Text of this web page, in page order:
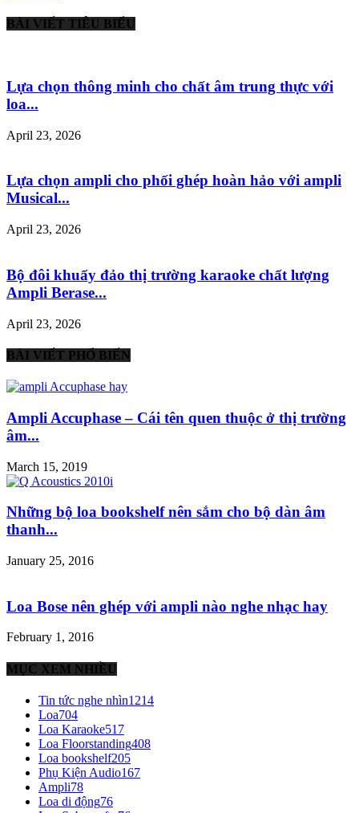
BÀI VIẾT TIÊU BIỂU
Lựa chọn thông minh cho chất âm trung thực với
loa...
April 23, 2026
Lựa chọn ampli cho phối ghép hoàn hảo với ampli
Musical...
April 23, 2026
Bộ đôi khuấy đảo thị trường karaoke chất lượng
Ampli Berase...
April 23, 2026
BÀI VIẾT PHỔ BIẾN
Ampli Accuphase – Cái tên quen thuộc ở thị trường
âm...
March 15, 2019
Những bộ loa bookshelf nên sắm cho bộ dàn âm
thanh...
January 25, 2016
Loa Bose nên ghép với ampli nào nghe nhạc hay
February 1, 2016
MỤC XEM NHIỀU
Tin tức nghe nhìn1214
Loa704
Loa Karaoke517
Loa Floorstanding408
Loa bookshelf205
Phụ Kiện Audio167
Ampli78
Loa di động76